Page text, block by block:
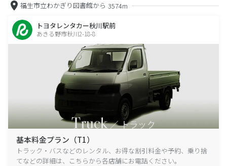
福生市立わかぎり図書館から 3574m
トヨタレンタカー秋川駅前
あきる野市秋川2-18-8
基本料金プラン（T1）
トラック・バスなどのレンタル、お得な割引料金や予約、乗り捨
てなどの詳細は、こちらから各店舗にお電話ください。